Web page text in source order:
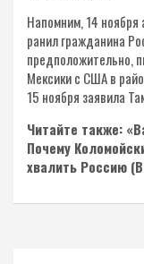
Напомним, 14 ноября
ранил гражданина
предположительно,
Мексики с США в
15 ноября заявила
Читайте также:
Почему
хвалить Россию